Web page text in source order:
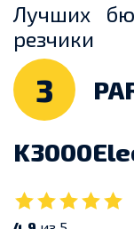
Лучших
резчики
3